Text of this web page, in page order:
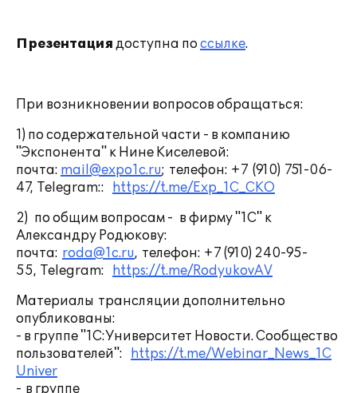
Презентация доступна по ссылке.
При возникновении вопросов обращаться:
1) по содержательной части - в компанию
"Экспонента" к Нине Киселевой:
почта: mail@expo1c.ru; телефон: +7 (910) 751-06-
47, Telegram:: https://t.me/Exp_1C_CKO
2) по общим вопросам - в фирму "1С" к
Александру Родюкову:
почта: roda@1c.ru, телефон: +7 (910) 240-95-
55, Telegram: https://t.me/RodyukovAV
Материалы трансляции дополнительно
опубликованы:
- в группе "1С:Университет Новости. Сообщество
пользователей": https://t.me/Webinar_News_1C
Univer
- в группе